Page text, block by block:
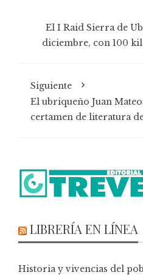
El I Raid Sierra de
diciembre, con 100
Siguiente
El ubriqueño Juan
certamen de literatura
LIBRERÍA EN LÍNEA
Historia y vivencias del